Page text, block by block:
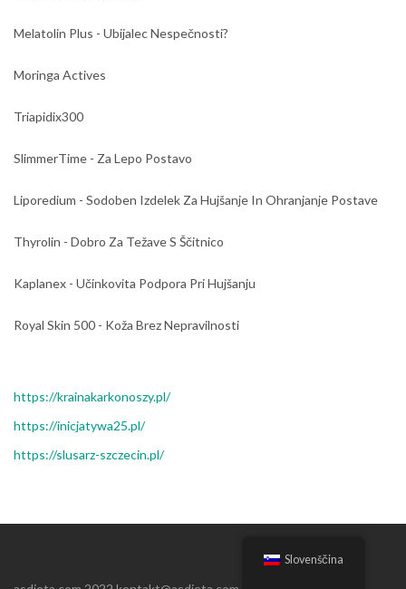
Melatolin Plus - Ubijalec Nespečnosti?
Moringa Actives
Triapidix300
SlimmerTime - Za Lepo Postavo
Liporedium - Sodoben Izdelek Za Hujšanje In Ohranjanje Postave
Thyrolin - Dobro Za Težave S Ščitnico
Kaplanex - Učinkovita Podpora Pri Hujšanju
Royal Skin 500 - Koža Brez Nepravilnosti
https://krainakarkonoszy.pl/
https://inicjatywa25.pl/
https://slusarz-szczecin.pl/
Slovenščina